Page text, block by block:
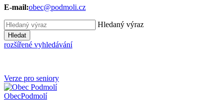
E-mail:obec@podmoli.cz
Hledaný výraz
Hledat
rozšířené vyhledávání
Verze pro seniory
ObecPodmolí